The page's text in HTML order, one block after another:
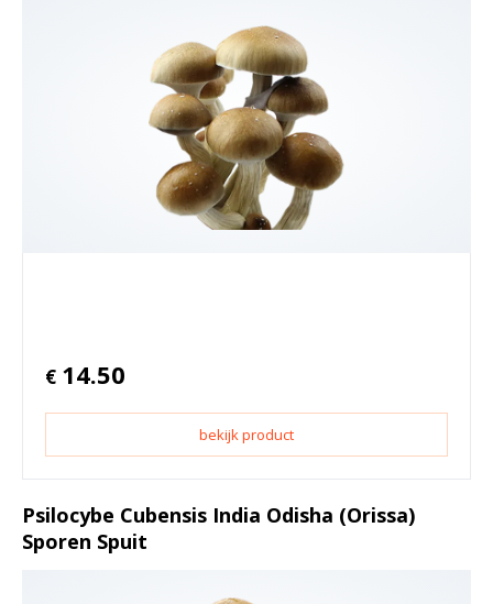
€ 14.50
bekijk product
Psilocybe Cubensis India Odisha (Orissa)
Sporen Spuit